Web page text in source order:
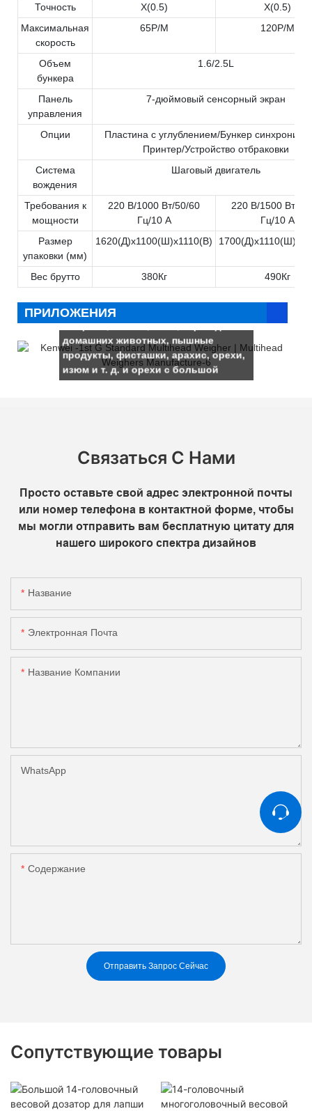
Точность X(0.5)
X(0.5)
Максимальная
скорость
65P/M 120P/M
Объем
бункера
1.6/2.5L
Панель
управления
7-дюймовый сенсорный экран
Опции
Пластина с углублением/Бункер
Принтер/Устройство отбраковки
Система
вождения
Шаговый двигатель
Требования к
мощности
220 В/1000 Вт/50/60
Гц/10 А
220 В/1500 Вт/
Гц/10 А
Размер
упаковки (мм)
1620(Д)x1100(Ш)x1110(В)
Вес брутто 380Кг 490Кг
ПРИЛОЖЕНИЯ
продуктов для досуга, таких как
конфеты, семена, желе, корма для
домашних животных, пышные
продукты, фисташки, арахис, орехи,
изюм и т. д. и орехи с большой
скорлупой, фурнитура, сухофрукты,
Связаться С Нами
Просто оставьте свой адрес электронной почты
или номер телефона в контактной форме, чтобы
мы могли отправить вам бесплатную цитату для
нашего широкого спектра дизайнов
Название
Электронная Почта
Название Компании
WhatsApp
Содержание
Отправить Запрос Сейчас
Сопутствующие товары